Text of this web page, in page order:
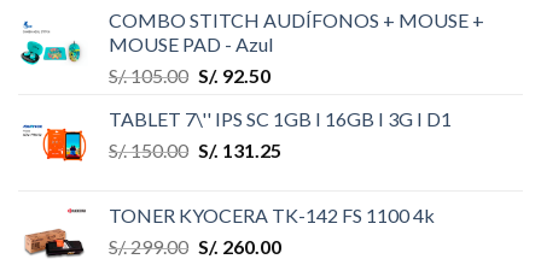
COMBO STITCH AUDÍFONOS + MOUSE +
MOUSE PAD - Azul
S/.105.00 S/. 92.50
TABLET 7\'' IPS SC 1GB I 16GB I 3G I D1
S/.150.00 S/. 131.25
TONER KYOCERA TK-142 FS 1100 4k
S/.299.00 S/. 260.00